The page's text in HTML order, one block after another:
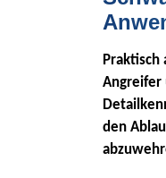
Angreifer
den